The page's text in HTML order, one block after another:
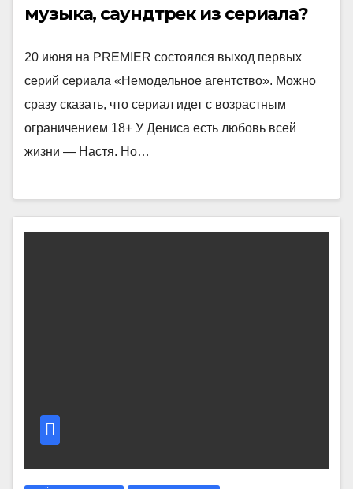
музыка, саундтрек из сериала?
20 июня на PREMIER состоялся выход первых
серий сериала «Немодельное агентство». Можно
сразу сказать, что сериал идет с возрастным
ограничением 18+ У Дениса есть любовь всей
жизни — Настя. Но…